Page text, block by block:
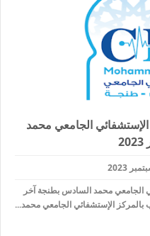
بالمركز الإستشفائي الجامعي محمد
الجامعي محمد السادس بطنجة آخر